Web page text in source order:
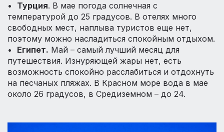
• Турция. В мае погода солнечная с
температурой до 25 градусов. В отелях много
свободных мест, наплыва туристов еще нет,
поэтому можно насладиться спокойным отдыхом.
• Египет. Май – самый лучший месяц для
путешествия. Изнуряющей жары нет, есть
возможность спокойно расслабиться и отдохнуть
на песчаных пляжах. В Красном море вода в мае
около 26 градусов, в Средиземном – до 24.